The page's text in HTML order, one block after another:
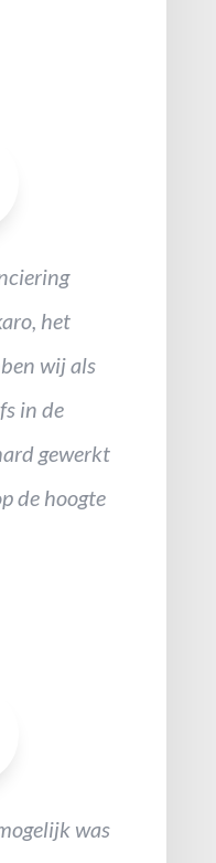
het
wij als
in de
gewerkt
de hoogte
was